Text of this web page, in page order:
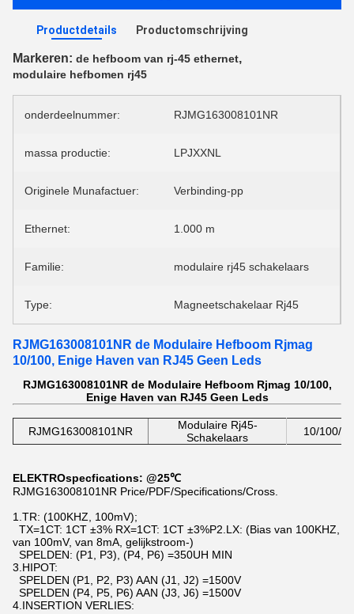
Productdetails Productomschrijving
Markeren: de hefboom van rj-45 ethernet,
modulaire hefbomen rj45
onderdeelnummer: RJMG163008101NR
massa productie: LPJXXNL
Originele Munafactuer: Verbinding-pp
Ethernet: 1.000 m
Familie: modulaire rj45 schakelaars
Type: Magneetschakelaar Rj45
RJMG163008101NR de Modulaire Hefboom Rjmag
10/100, Enige Haven van RJ45 Geen Leds
RJMG163008101NR de Modulaire Hefboom Rjmag 10/100,
Enige Haven van RJ45 Geen Leds
RJMG163008101NR
Modulaire Rj45-
Schakelaars
10/100/
ELEKTROspecfications: @25℃
RJMG163008101NR Price/PDF/Specifications/Cross.
1.TR: (100KHZ, 100mV);
TX=1CT: 1CT ±3% RX=1CT: 1CT ±3%P2.LX: (Bias van 100KHZ,
van 100mV, van 8mA, gelijkstroom-)
SPELDEN: (P1, P3), (P4, P6) =350UH MIN
3.HIPOT:
SPELDEN (P1, P2, P3) AAN (J1, J2) =1500V
SPELDEN (P4, P5, P6) AAN (J3, J6) =1500V
4.INSERTION VERLIES: